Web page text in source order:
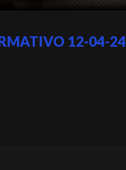
12-04-24